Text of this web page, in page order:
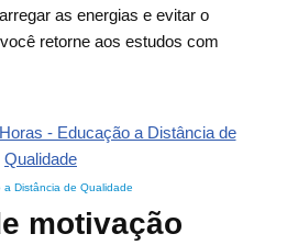
as energias e evitar o
retorne aos estudos com
a Distância de Qualidade
motivação